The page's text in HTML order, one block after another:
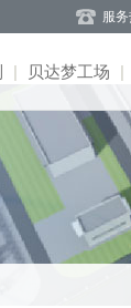
服
| 贝达梦工场 |